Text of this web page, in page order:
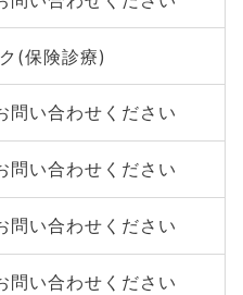
(保険診療)
問い合わせください
問い合わせください
問い合わせください
問い合わせください